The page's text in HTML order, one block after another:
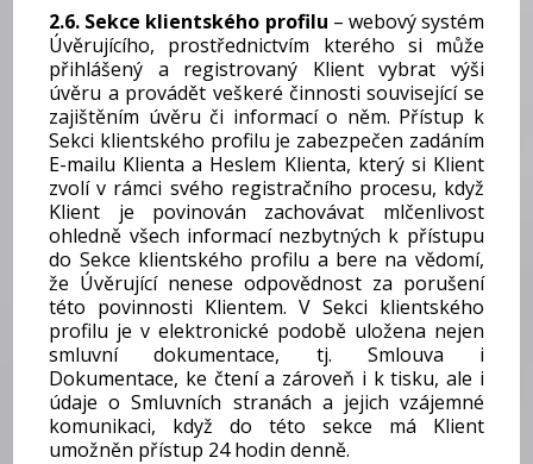
2.6. Sekce klientského profilu – webový systém
Úvěrujícího, prostřednictvím kterého si může
přihlášený a registrovaný Klient vybrat výši
úvěru a provádět veškeré činnosti související se
zajištěním úvěru či informací o něm. Přístup k
Sekci klientského profilu je zabezpečen zadáním
E-mailu Klienta a Heslem Klienta, který si Klient
zvolí v rámci svého registračního procesu, když
Klient je povinován zachovávat mlčenlivost
ohledně všech informací nezbytných k přístupu
do Sekce klientského profilu a bere na vědomí,
že Úvěrující nenese odpovědnost za porušení
této povinnosti Klientem. V Sekci klientského
profilu je v elektronické podobě uložena nejen
smluvní dokumentace, tj. Smlouva i
Dokumentace, ke čtení a zároveň i k tisku, ale i
údaje o Smluvních stranách a jejich vzájemné
komunikaci, když do této sekce má Klient
umožněn přístup 24 hodin denně.